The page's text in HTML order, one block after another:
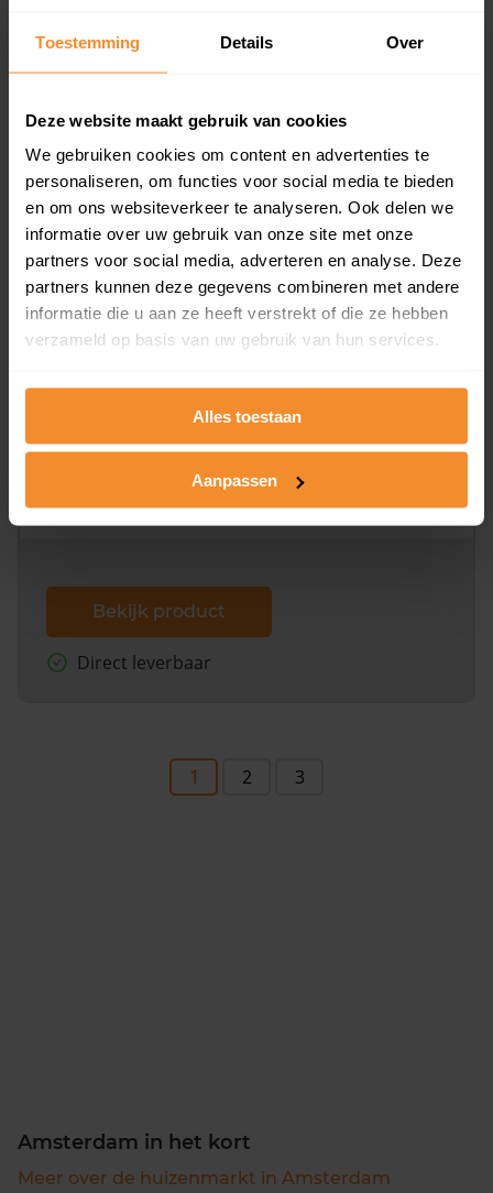
Toestemming Details Over
Deze website maakt gebruik van cookies
We gebruiken cookies om content en advertenties te
personaliseren, om functies voor social media te bieden
en om ons websiteverkeer te analyseren. Ook delen we
informatie over uw gebruik van onze site met onze
partners voor social media, adverteren en analyse. Deze
partners kunnen deze gegevens combineren met andere
informatie die u aan ze heeft verstrekt of die ze hebben
verzameld op basis van uw gebruik van hun services.
Alles toestaan
Aanpassen
en koopdatum) binnen een postcodegebied. Dit
koopsommen.
Bekijk product
Direct leverbaar
Kadastrale kaart pakket
Alleen globale ligging perceel
omliggende percelen met de kadastrale erfgrenzen,
Bekijk product
Direct leverbaar
1 2 3
Amsterdam in het kort
Meer over de huizenmarkt in Amsterdam